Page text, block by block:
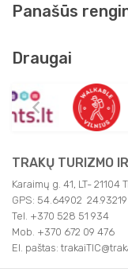
Panašūs
Draugai
TRAKŲ TURIZMO
Karaimų g. 41, LT- 21104
GPS: 54.64902 24.93219
Tel. +370 528 51 934
Mob. +370 672 09 476
El. paštas: